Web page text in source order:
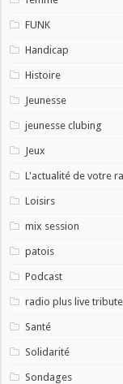
FUNK
Handicap
Histoire
Jeunesse
jeunesse clubing
Jeux
L'actualité de votre
Loisirs
mix session
patois
Podcast
radio plus live tribute
Santé
Solidarité
Sondages